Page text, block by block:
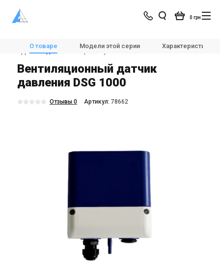
0 грн
Магазин Вентиляция
Автоматика для вентиляции
⚡Датчики для вентиляции
Systemair DSG 1000
О товаре Модели этой серии Характеристики
Вентиляционный датчик
давления DSG 1000
Отзывы 0 Aртикул: 78662